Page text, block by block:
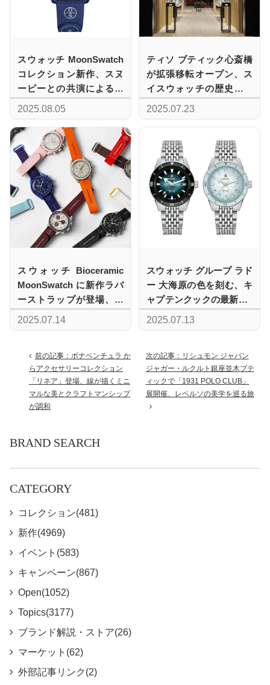
スウォッチ MoonSwatch
コレクション新作、スヌ
ーピーとの共演による新
作「MISSION TO
MOONSHINE GOLD」
2025年8月9日満月の日に
発売
2025.08.05
ティソ ブティック心斎橋
が拡張移転オープン、ス
イスウォッチの歴史と未
来が交差する新拠点
2025.07.23
スウォッチ Bioceramic
MoonSwatch に新作ラバ
ーストラップが登場、オ
ンライン限定で販売
2025.07.14
スウォッチ グループ ラド
ー 大海原の色を刻む、キ
ャプテンクックの最新作2
モデル
2025.07.13
前の記事：ボナベンチュラ か
らアクセサリーコレクション
「リネア」登場、線が描くミニ
マルな美とクラフトマンシップ
が調和
次の記事：リシュモン ジャパン
ジャガー・ルクルト銀座並木ブテ
ィックで「1931 POLO CLUB」
展開催、レベルソの美学を巡る旅
BRAND SEARCH
CATEGORY
コレクション(481)
新作(4969)
イベント(583)
キャンペーン(867)
Open(1052)
Topics(3177)
ブランド解説・ストア(26)
マーケット(62)
外部記事リンク(2)